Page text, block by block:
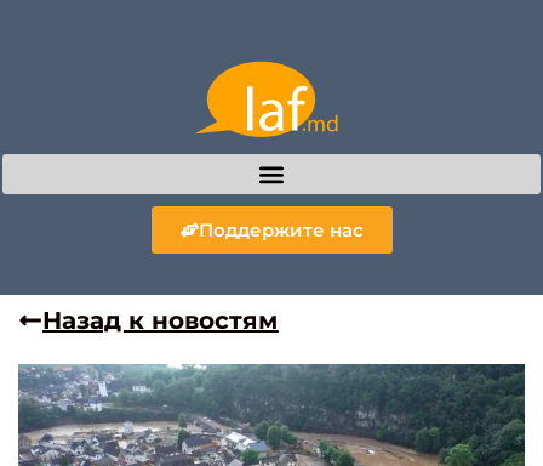
Поддержите нас
Назад к новостям